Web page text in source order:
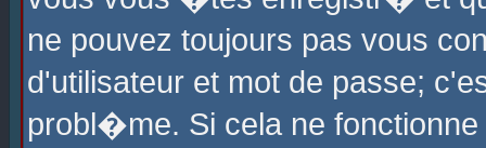
ne pouvez toujours pas vous
d'utilisateur et mot de passe;
probl�me. Si cela ne